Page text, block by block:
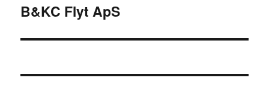
Næste
B&KC Flyt ApS